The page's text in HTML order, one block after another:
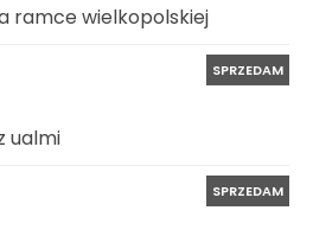
ramce wielkopolskiej
SPRZEDAM
ualmi
SPRZEDAM